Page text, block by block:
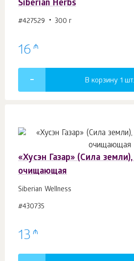
Siberian Herbs
#427529 300 г
16 ₼
В корзину 1 шт.
«Хусэн Газар» (Сила
очищающая
Siberian Wellness
#430735
13 ₼